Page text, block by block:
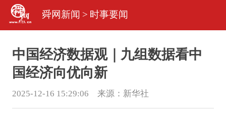
舜网新闻 > 时事要闻
中国经济数据观｜九组数据看中
国经济向优向新
2025-12-16 15:29:06 来源： 新华社